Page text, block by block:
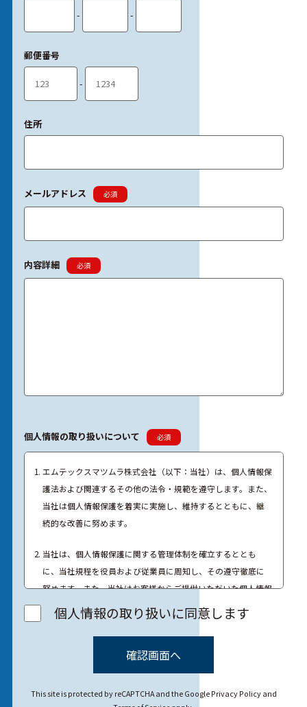
- -
郵便番号
-
住所
メールアドレス 必須
内容詳細 必須
個人情報の取り扱いについて 必須
エムテックスマツムラ株式会社（以下：当社）は、個人情報保
護法および関連するその他の法令・規範を遵守します。また、
当社は個人情報保護を着実に実施し、維持するとともに、継
続的な改善に努めます。
当社は、個人情報保護に関する管理体制を確立するととも
に、当社規程を役員および従業員に周知し、その遵守徹底に
努めます。また、当社はお客様からご提供いただいた個人情報
を、お客様の同意がある場合または正当な理由がある場合を
除き、第三者に開示または提供しません。
当社は、個人情報を正確かつ最新の状態に保つとともに、個
人情報への不正アクセス、個人情報の紛失、破壊、改ざんおよ
個人情報の取り扱いに同意します
This site is protected by reCAPTCHA and the Google Privacy Policyand